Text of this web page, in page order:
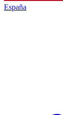
España